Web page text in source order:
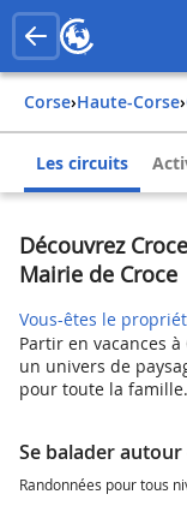
Corse› Haute-Corse›
Les circuits
Découvrez
Mairie de Croce
Vous-êtes le
Partir en vacances
un univers de
pour toute la
Se balader autour
Randonnées pour tous